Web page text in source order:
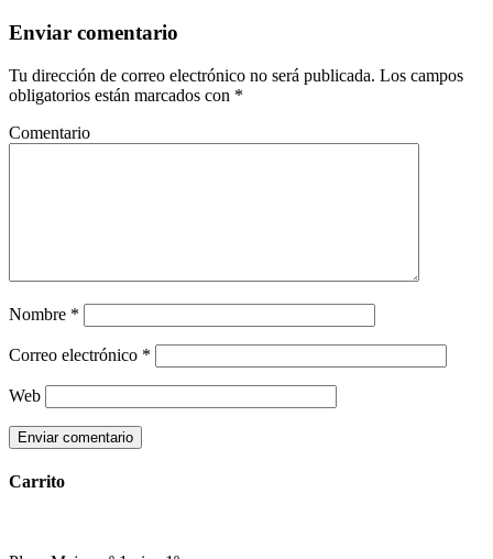
Enviar comentario
Tu dirección de correo electrónico no será publicada. Los campos
obligatorios están marcados con *
Comentario
Nombre *
Correo electrónico *
Web
Carrito